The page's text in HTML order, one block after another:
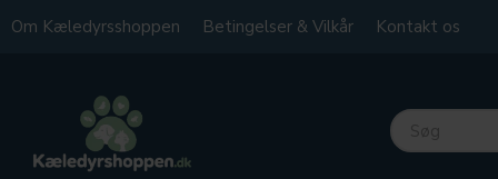
Om Kæledyrsshoppen Betingelser & Vilkår Kontakt os